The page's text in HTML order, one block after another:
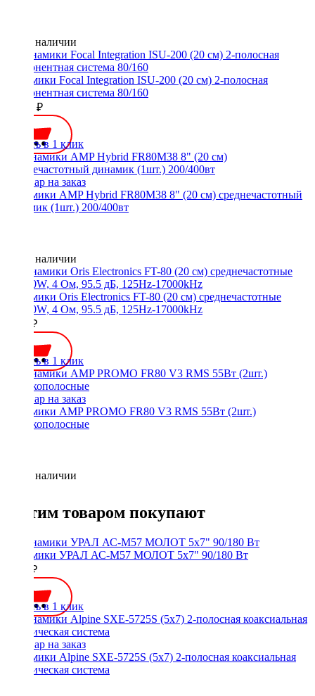
Нет в наличии
Динамики Focal Integration ISU-200 (20 см) 2-полосная
компонентная система 80/160
16500 ₽
Купить в 1 клик
Динамики AMP Hybrid FR80M38 8" (20 см) среднечастотный
динамик (1шт.) 200/400вт
Нет в наличии
Динамики Oris Electronics FT-80 (20 см) среднечастотные
90/180W, 4 Ом, 95.5 дБ, 125Hz-17000kHz
4300 ₽
Купить в 1 клик
Динамики AMP PROMO FR80 V3 RMS 55Вт (2шт.)
широкополосные
Нет в наличии
С этим товаром покупают
Динамики УРАЛ АС-М57 МОЛОТ 5x7" 90/180 Вт
2700 ₽
Купить в 1 клик
Динамики Alpine SXE-5725S (5x7) 2-полосная коаксиальная
акустическая система